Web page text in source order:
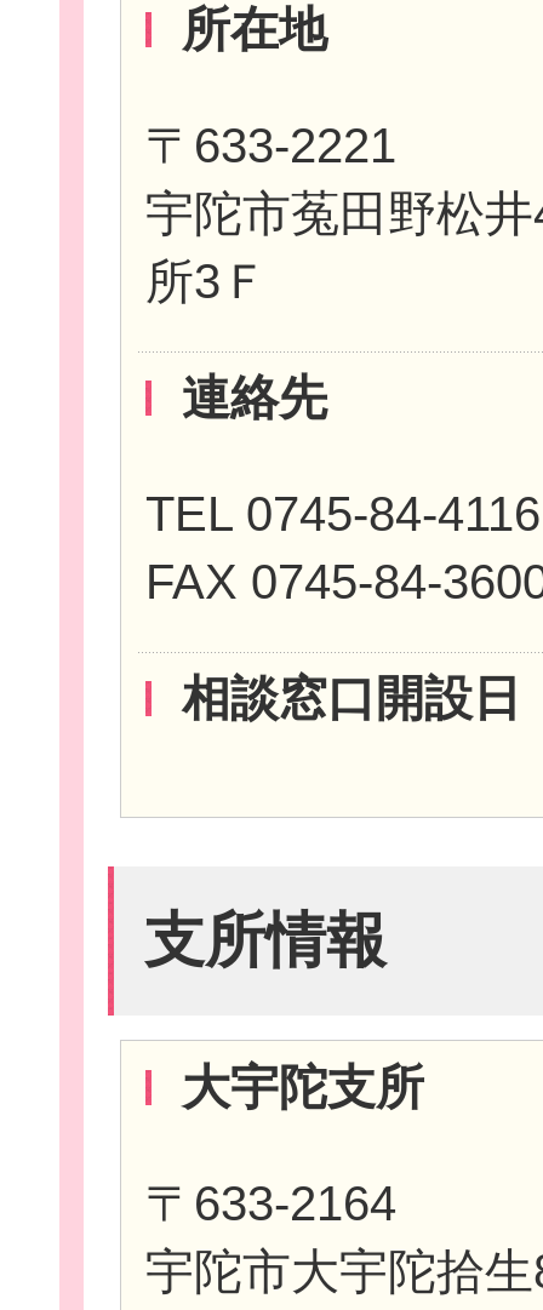
ボランティア
イベント・講
団体を探す
お役立ち情報
所在地
〒633-2221
宇陀市菟田野松
所3Ｆ
連絡先
TEL 0745-84-4116
FAX 0745-84-
相談窓口開設日
支所情報
大宇陀支所
〒633-2164
宇陀市大宇陀拾